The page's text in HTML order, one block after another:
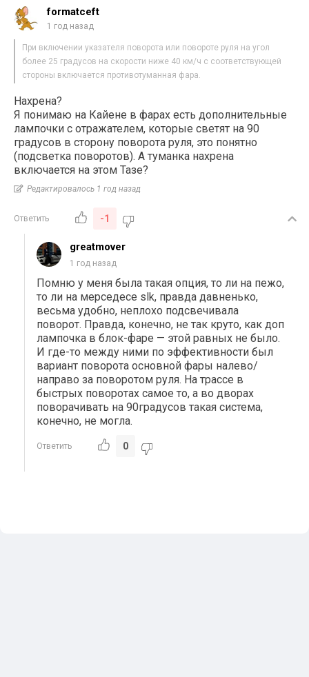
formatceft
1 год назад
При включении указателя поворота или повороте руля на угол
более 25 градусов на скорости ниже 40 км/ч с соответствующей
стороны включается противотуманная фара.
Нахрена?
Я понимаю на Кайене в фарах есть дополнительные
лампочки с отражателем, которые светят на 90
градусов в сторону поворота руля, это понятно
(подсветка поворотов). А туманка нахрена
включается на этом Тазе?
Редактировалось 1 год назад
Ответить -1
greatmover
1 год назад
Помню у меня была такая опция, то ли на пежо,
то ли на мерседесе slk, правда давненько,
весьма удобно, неплохо подсвечивала
поворот. Правда, конечно, не так круто, как доп
лампочка в блок-фаре — этой равных не было.
И где-то между ними по эффективности был
вариант поворота основной фары налево/
направо за поворотом руля. На трассе в
быстрых поворотах самое то, а во дворах
поворачивать на 90градусов такая система,
конечно, не могла.
Ответить 0